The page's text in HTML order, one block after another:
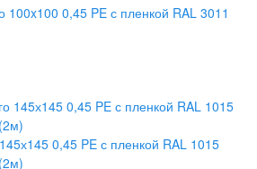
100x100 0,45 PE с пленкой RAL 3011
0,45 PE с пленкой RAL 1015